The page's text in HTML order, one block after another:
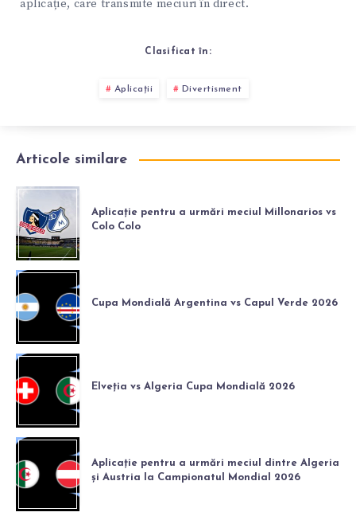
aplicație, care transmite meciuri în direct.
Clasificat în:
Aplicații Divertisment
Articole similare
Aplicație pentru a urmări meciul Millonarios vs
Colo Colo
Cupa Mondială Argentina vs Capul Verde 2026
Elveția vs Algeria Cupa Mondială 2026
Aplicație pentru a urmări meciul dintre Algeria
și Austria la Campionatul Mondial 2026